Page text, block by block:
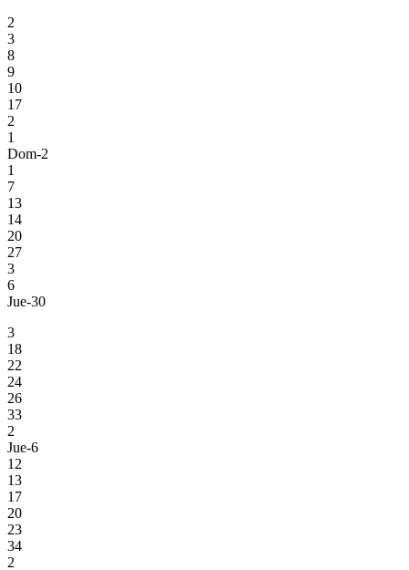
2
3
8
9
10
17
2
1
Dom-2
1
7
13
14
20
27
3
6
Jue-30
3
18
22
24
26
33
2
Jue-6
12
13
17
20
23
34
2